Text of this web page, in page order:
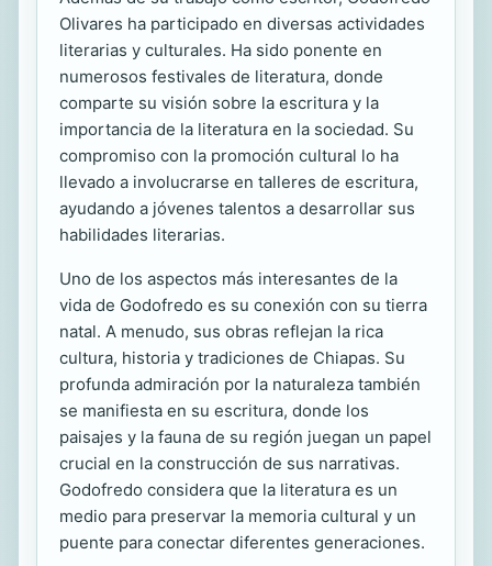
Olivares ha participado en diversas actividades
literarias y culturales. Ha sido ponente en
numerosos festivales de literatura, donde
comparte su visión sobre la escritura y la
importancia de la literatura en la sociedad. Su
compromiso con la promoción cultural lo ha
llevado a involucrarse en talleres de escritura,
ayudando a jóvenes talentos a desarrollar sus
habilidades literarias.
Uno de los aspectos más interesantes de la
vida de Godofredo es su conexión con su tierra
natal. A menudo, sus obras reflejan la rica
cultura, historia y tradiciones de Chiapas. Su
profunda admiración por la naturaleza también
se manifiesta en su escritura, donde los
paisajes y la fauna de su región juegan un papel
crucial en la construcción de sus narrativas.
Godofredo considera que la literatura es un
medio para preservar la memoria cultural y un
puente para conectar diferentes generaciones.